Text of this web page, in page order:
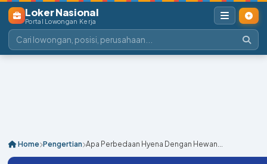
Loker Nasional
Portal Lowongan Kerja
Home Pengertian Apa Perbedaan Hyena Dengan Hewan...